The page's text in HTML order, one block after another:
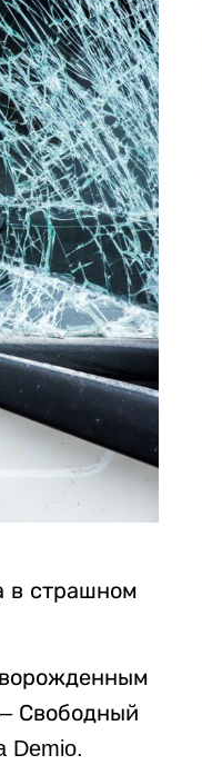
в страшном
Свободный
Demio.